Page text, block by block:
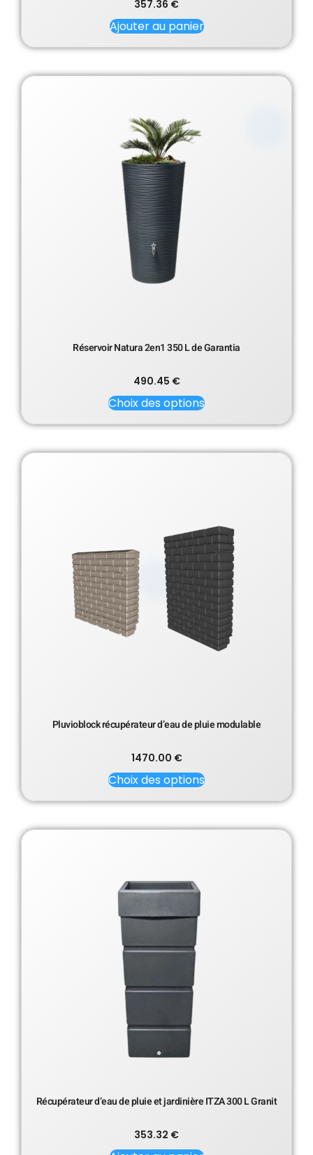
357.36 €
Ajouter au panier
Réservoir Natura 2en1 350 L de Garantia
490.45 €
Choix des options
Pluvioblock récupérateur d’eau de pluie modulable
1470.00 €
Choix des options
Récupérateur d’eau de pluie et jardinière ITZA 300 L Granit
353.32 €